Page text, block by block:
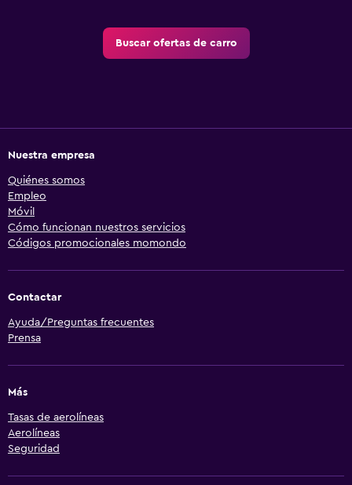
Buscar ofertas de carro
Nuestra empresa
Quiénes somos
Empleo
Móvil
Cómo funcionan nuestros servicios
Códigos promocionales momondo
Contactar
Ayuda/Preguntas frecuentes
Prensa
Más
Tasas de aerolíneas
Aerolíneas
Seguridad